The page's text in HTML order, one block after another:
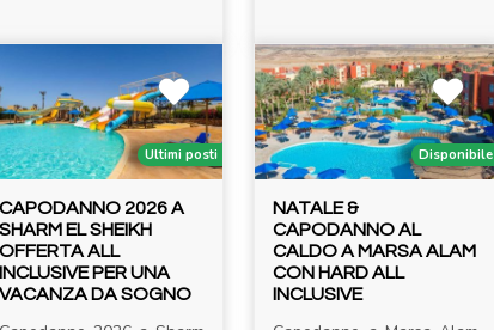
Ultimi posti
CAPODANNO 2026 A
SHARM EL SHEIKH
OFFERTA ALL
INCLUSIVE PER UNA
VACANZA DA SOGNO
Disponibile
NATALE &
CAPODANNO AL
CALDO A MARSA ALAM
CON HARD ALL
INCLUSIVE